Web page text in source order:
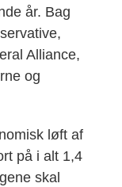
år. Bag
Alliance,
og
løft af
på i alt 1,4
skal